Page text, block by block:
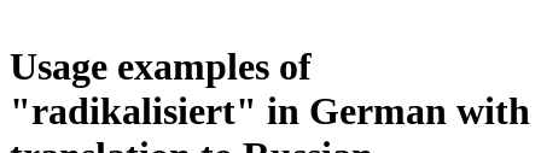
Usage examples of
"radikalisiert" in German with